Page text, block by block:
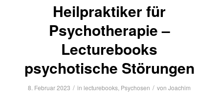
Heilpraktiker für
Psychotherapie –
Lecturebooks
psychotische Störungen
8. Februar 2023 / in lecturebooks, Psychosen / vonJoachim